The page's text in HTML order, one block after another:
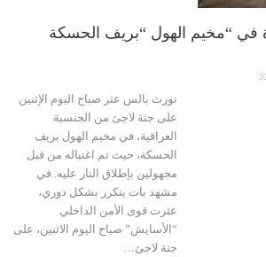
في “مخيم الهول “بريف الحسكة
نورث بالس عثر صباح اليوم الإثنين
على جثة لاجئ من الجنسية
العراقية، في مخيم الهول بريف
الحسكة، حيث تم اغتياله من قبل
مجهولين بإطلاق النار عليه. في
مشهد بات يتكرر بشكل دوري،
عثرت قوى الأمن الداخلي
“الأسايش” صباح اليوم الاثنين، على
جثة لاجئ…